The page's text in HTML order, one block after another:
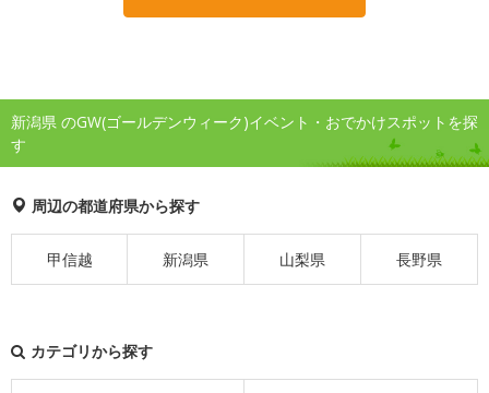
新潟県 のGW(ゴールデンウィーク)イベント・おでかけスポットを探
す
周辺の都道府県から探す
甲信越 新潟県 山梨県 長野県
カテゴリから探す